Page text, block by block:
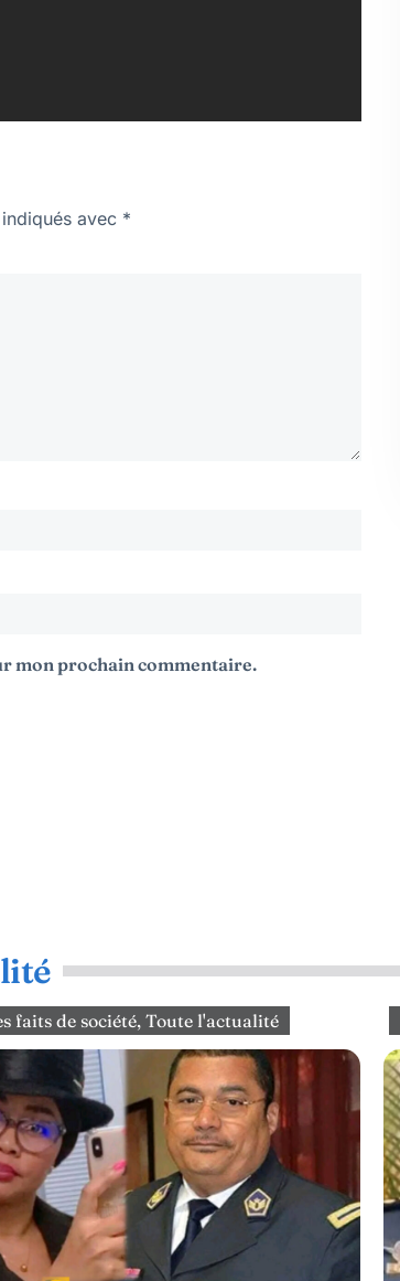
avec *
mon prochain commentaire.
faits de société, Toute l'actualité